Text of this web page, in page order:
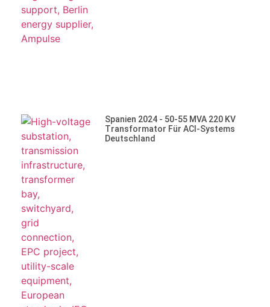
Spanien 2024 - 50-55 MVA 220 KV
Transformator Für ACI-Systems
Deutschland